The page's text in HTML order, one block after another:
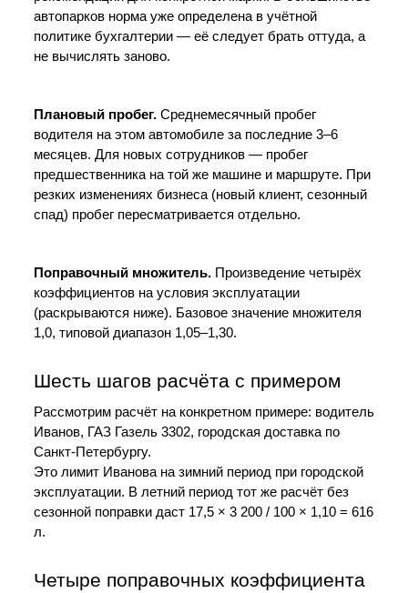
автопарков норма уже определена в учётной
политике бухгалтерии — её следует брать оттуда, а
не вычислять заново.
Плановый пробег. Среднемесячный пробег
водителя на этом автомобиле за последние 3–6
месяцев. Для новых сотрудников — пробег
предшественника на той же машине и маршруте. При
резких изменениях бизнеса (новый клиент, сезонный
спад) пробег пересматривается отдельно.
Поправочный множитель. Произведение четырёх
коэффициентов на условия эксплуатации
(раскрываются ниже). Базовое значение множителя
1,0, типовой диапазон 1,05–1,30.
Шесть шагов расчёта с примером
Рассмотрим расчёт на конкретном примере: водитель
Иванов, ГАЗ Газель 3302, городская доставка по
Санкт-Петербургу.
Это лимит Иванова на зимний период при городской
эксплуатации. В летний период тот же расчёт без
сезонной поправки даст 17,5 × 3 200 / 100 × 1,10 = 616
л.
Четыре поправочных коэффициента